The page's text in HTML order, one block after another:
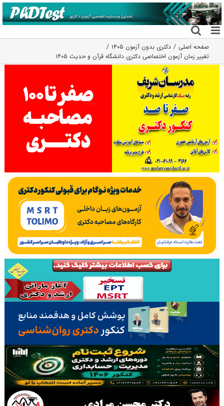
رفتن
به
محتوا
صفحه اصلی
دکتری بدون آزمون ۱۴۰۵
تغییر زمان آزمون اختصاصی دکتری دانشگاه قرآن و حدیث ۱۴۰۵